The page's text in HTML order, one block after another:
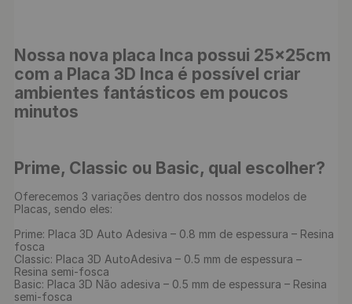
Nossa nova placa Inca possui 25x25cm
com a Placa 3D Inca é possível criar
ambientes fantásticos em poucos
minutos
Prime, Classic ou Basic, qual escolher?
Oferecemos 3 variações dentro dos nossos modelos de
Placas, sendo eles:
Prime: Placa 3D Auto Adesiva – 0.8 mm de espessura – Resina
fosca
Classic: Placa 3D AutoAdesiva – 0.5 mm de espessura –
Resina semi-fosca
Basic: Placa 3D Não adesiva – 0.5 mm de espessura – Resina
semi-fosca